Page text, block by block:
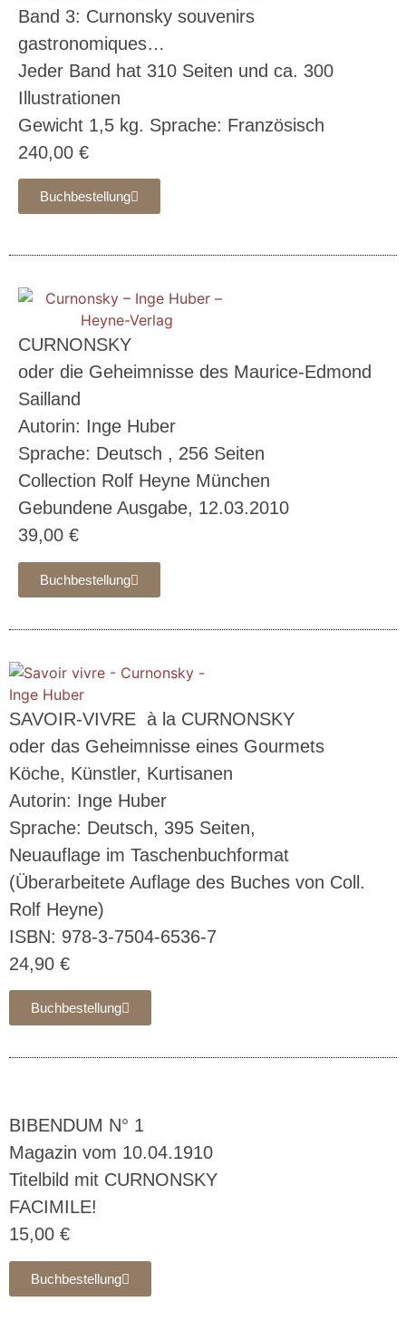
Band 3: Curnonsky souvenirs
gastronomiques…
Jeder Band hat 310 Seiten und ca. 300
Illustrationen
Gewicht 1,5 kg. Sprache: Französisch
240,00 €
Buchbestellung
CURNONSKY
oder die Geheimnisse des Maurice-Edmond
Sailland
Autorin: Inge Huber
Sprache: Deutsch , 256 Seiten
Collection Rolf Heyne München
Gebundene Ausgabe, 12.03.2010
39,00 €
Buchbestellung
SAVOIR-VIVRE à la CURNONSKY
oder das Geheimnisse eines Gourmets
Köche, Künstler, Kurtisanen
Autorin: Inge Huber
Sprache: Deutsch, 395 Seiten,
Neuauflage im Taschenbuchformat
(Überarbeitete Auflage des Buches von Coll.
Rolf Heyne)
ISBN: 978-3-7504-6536-7
24,90 €
Buchbestellung
BIBENDUM N° 1
Magazin vom 10.04.1910
Titelbild mit CURNONSKY
FACIMILE!
15,00 €
Buchbestellung